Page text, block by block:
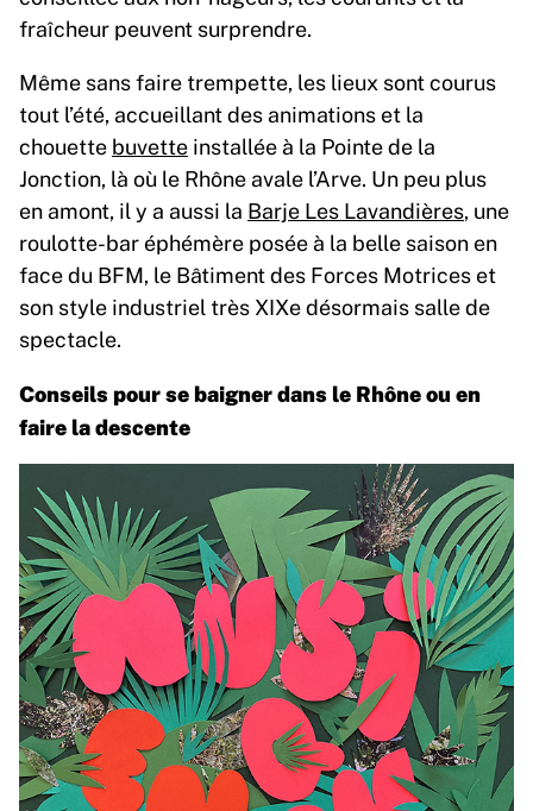
fraîcheur peuvent surprendre.
Même sans faire trempette, les lieux sont courus
tout l’été, accueillant des animations et la
chouette buvette installée à la Pointe de la
Jonction, là où le Rhône avale l’Arve. Un peu plus
en amont, il y a aussi la Barje Les Lavandières , une
roulotte-bar éphémère posée à la belle saison en
face du BFM, le Bâtiment des Forces Motrices et
son style industriel très XIXe désormais salle de
spectacle.
Conseils pour se baigner dans le Rhône ou en
faire la descente